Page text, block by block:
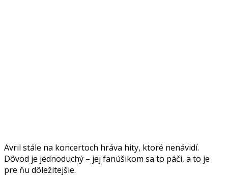
Avril stále na koncertoch hráva hity, ktoré nenávidí.
Dôvod je jednoduchý – jej fanúšikom sa to páči, a to je
pre ňu dôležitejšie.